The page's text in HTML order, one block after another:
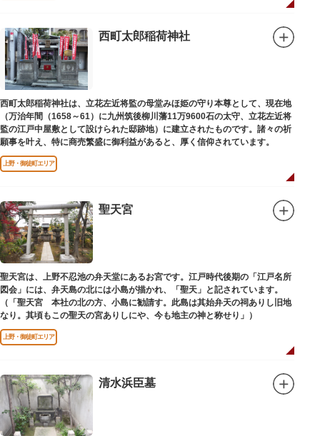
西町太郎稲荷神社
西町太郎稲荷神社は、立花左近将監の母堂みほ姫の守り本尊として、現在地
（万治年間（1658～61）に九州筑後柳川藩11万9600石の太守、立花左近将
監の江戸中屋敷として設けられた邸跡地）に建立されたものです。諸々の祈
願事を叶え、特に商売繁盛に御利益があると、厚く信仰されています。
上野・御徒町エリア
聖天宮
聖天宮は、上野不忍池の弁天堂にあるお宮です。江戸時代後期の「江戸名所
図会」には、弁天島の北には小島が描かれ、「聖天」と記されています。
（「聖天宮 本社の北の方、小島に勧請す。此島は其始弁天の祠ありし旧地
なり。其頃もこの聖天の宮ありしにや、今も地主の神と称せり」）
上野・御徒町エリア
清水浜臣墓